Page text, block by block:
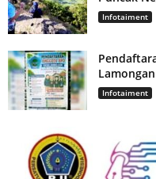
Infotaiment
Infotaiment